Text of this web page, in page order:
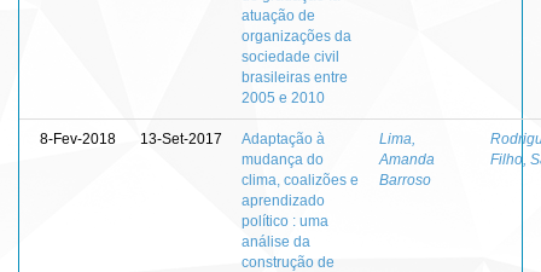
atuação de
organizações da
sociedade civil
brasileiras entre
2005 e 2010
8-Fev-2018 13-Set-2017
Adaptação à
mudança do
clima, coalizões e
aprendizado
político : uma
análise da
construção de
Lima,
Amanda
Barroso
Filho,